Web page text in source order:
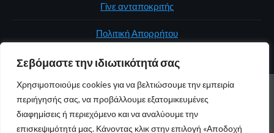
Σεβόμαστε την ιδιωτικότητά σας
Χρησιμοποιούμε cookies για να βελτιώσουμε την εμπειρία
περιήγησής σας, να προβάλλουμε εξατομικευμένες
διαφημίσεις ή περιεχόμενο και να αναλύουμε την
επισκεψιμότητά μας. Κάνοντας κλικ στην επιλογή «Αποδοχή
Γίνε ανταποκριτής
Πολιτική Απορρήτου
ΑΡΧΙΚΉ ΠΟΛΙΤΙΚΉ ΕΛΛΆΔΑ ΚΌΣΜΟΣ
ΕΠΙΚΟΙΝΩΝΊΑ